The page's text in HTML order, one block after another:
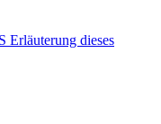
Erläuterung dieses